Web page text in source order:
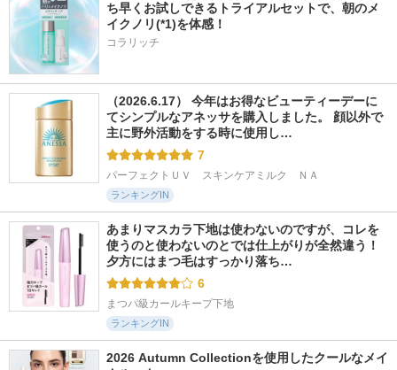
ち早くお試しできるトライアルセットで、朝のメ
イクノリ(*1)を体感！
コラリッチ
（2026.6.17） 今年はお得なビューティーデーに
てシンプルなアネッサを購入しました。 顔以外で
主に野外活動をする時に使用し…
7
パーフェクトＵＶ　スキンケアミルク　ＮＡ
ランキングIN
あまりマスカラ下地は使わないのですが、コレを
使うのと使わないのとでは仕上がりが全然違う！
夕方にはまつ毛はすっかり落ち…
6
まつパ級カールキープ下地
ランキングIN
2026 Autumn Collectionを使用したクールなメイ